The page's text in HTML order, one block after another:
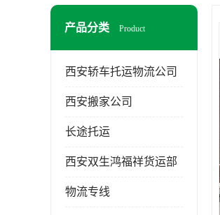
产品分类 Product
西安轿车托运物流公司
西安搬家公司
长途托运
西安双生鸿福祥货运部
物流专线